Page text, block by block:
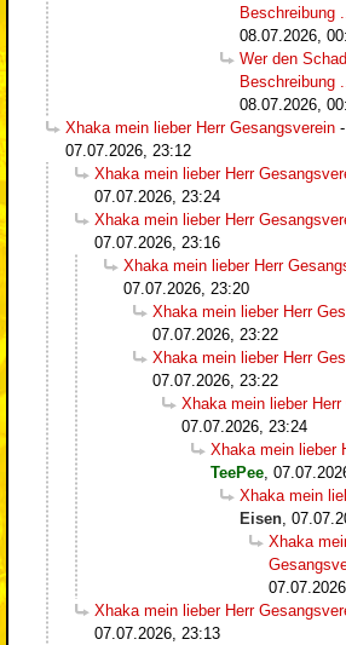
Beschreibung ...
08.07.2026,
Wer den
Beschreibung ...
08.07.2026,
Xhaka mein lieber Herr Gesangsverein -
07.07.2026, 23:12
Xhaka mein lieber Herr
07.07.2026, 23:24
Xhaka mein lieber Herr
07.07.2026, 23:16
Xhaka mein lieber Herr
07.07.2026, 23:20
Xhaka mein lieber Herr
07.07.2026, 23:22
Xhaka mein lieber Herr
07.07.2026, 23:22
Xhaka mein lieber
07.07.2026, 23:24
Xhaka mein lieber
TeePee
Xhaka mein
Eisen
Xhaka
Xhaka mein lieber Herr
07.07.2026, 23:13